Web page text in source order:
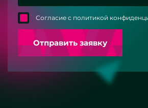
Согласие с политикой
Отправить заявку